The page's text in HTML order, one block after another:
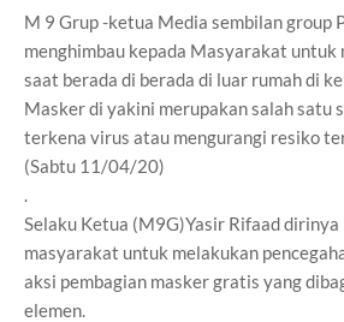
M 9 Grup -ketua Media sembilan group
menghimbau kepada Masyarakat untuk
saat berada di berada di luar rumah di
Masker di yakini merupakan salah satu
terkena virus atau mengurangi resiko
(Sabtu 11/04/20)
.
Selaku Ketua (M9G)Yasir Rifaad
masyarakat untuk melakukan
aksi pembagian masker gratis yang
elemen.